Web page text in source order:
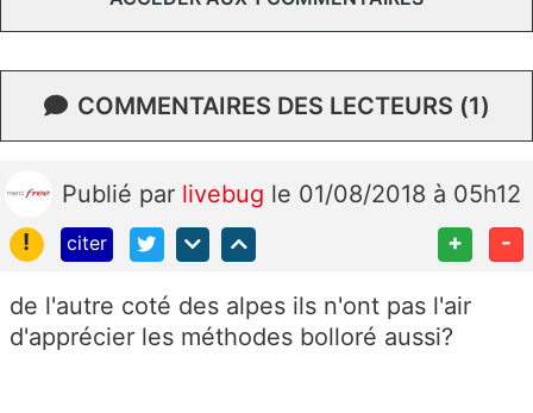
COMMENTAIRES DES LECTEURS (1)
Publié par livebug le 01/08/2018 à 05h12
!
citer + -
de l'autre coté des alpes ils n'ont pas l'air
d'apprécier les méthodes bolloré aussi?